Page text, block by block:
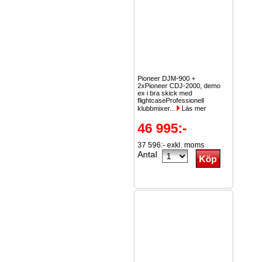
Pioneer DJM-900 +
2xPioneer CDJ-2000, demo
ex i bra skick med
flightcaseProfessionell
klubbmixer...
Läs mer
46 995:-
37 596:- exkl. moms
Antal